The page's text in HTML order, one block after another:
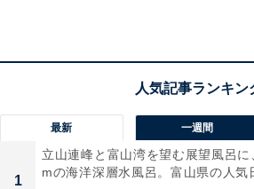
ラッキーポイント……マスタード
バッグ、ラメ、ラジオ番組
最新 一週間
1
立山連峰と富山湾を望む展望風呂
mの海洋深層水風呂。富山県の人気